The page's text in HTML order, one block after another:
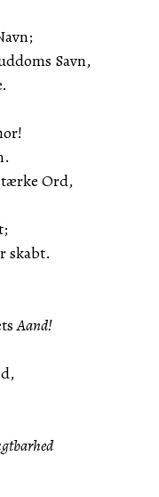
Savn,
Ord,
skabt.
Aand!